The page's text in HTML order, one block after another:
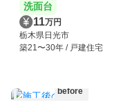
洗面台
11万円
栃木県日光市
築21〜30年 / 戸建住宅
before